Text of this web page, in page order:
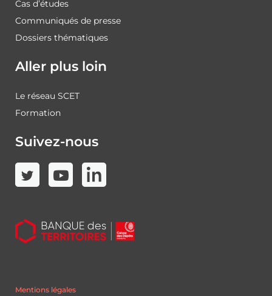
Cas d’études
Communiqués de presse
Dossiers thématiques
Aller plus loin
Le réseau SCET
Formation
Suivez-nous
Mentions légales